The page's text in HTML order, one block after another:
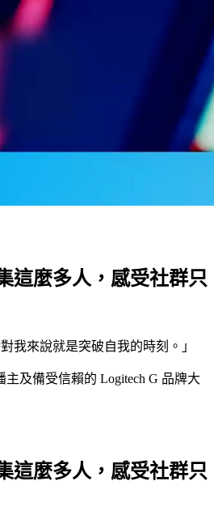
這麼多人，感受社群只
我來說就是突破自我的時刻。」
主及備受信賴的 Logitech G 品牌大
這麼多人，感受社群只